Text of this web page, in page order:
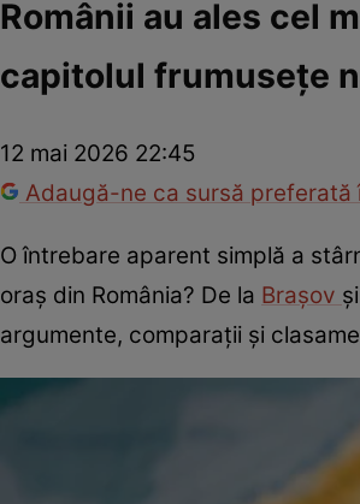
Românii au ales cel
capitolul frumusețe
12 mai 2026 22:45
Adaugă-ne ca sursă preferată
O întrebare aparent simplă a
oraș din România? De la Brașov
argumente, comparații și